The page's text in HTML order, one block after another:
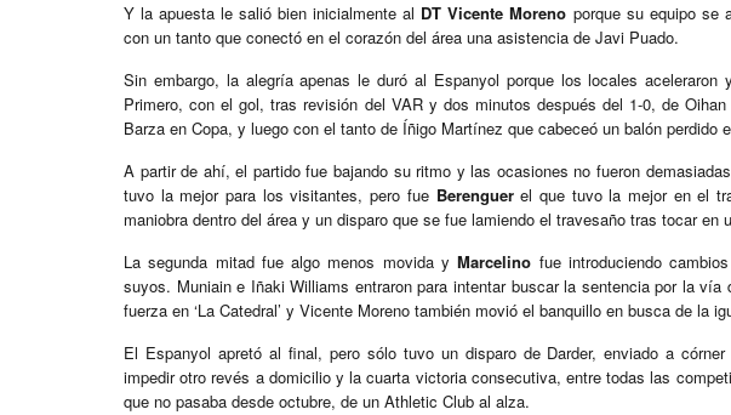
Y la apuesta le salió bien inicialmente al DT Vicente Moreno porque su equipo se
con un tanto que conectó en el corazón del área una asistencia de Javi Puado.
Sin embargo, la alegría apenas le duró al Espanyol porque los locales
Primero, con el gol, tras revisión del VAR y dos minutos después del 1-0, de
Barza en Copa, y luego con el tanto de Íñigo Martínez que cabeceó un balón perdido
A partir de ahí, el partido fue bajando su ritmo y las ocasiones no fueron
tuvo la mejor para los visitantes, pero fue Berenguerel que tuvo la mejor en el
maniobra dentro del área y un disparo que se fue lamiendo el travesaño tras tocar en
La segunda mitad fue algo menos movida yMarcelino fue introduciendo
suyos. Muniain e Iñaki Williams entraron para intentar buscar la sentencia por la
fuerza en ‘La Catedral’ y Vicente Moreno también movió el banquillo en busca de la
El Espanyol apretó al final, pero sólo tuvo un disparo de Darder, enviado a
impedir otro revés a domicilio y la cuarta victoria consecutiva, entre todas las
que no pasaba desde octubre, de un Athletic Club al alza.